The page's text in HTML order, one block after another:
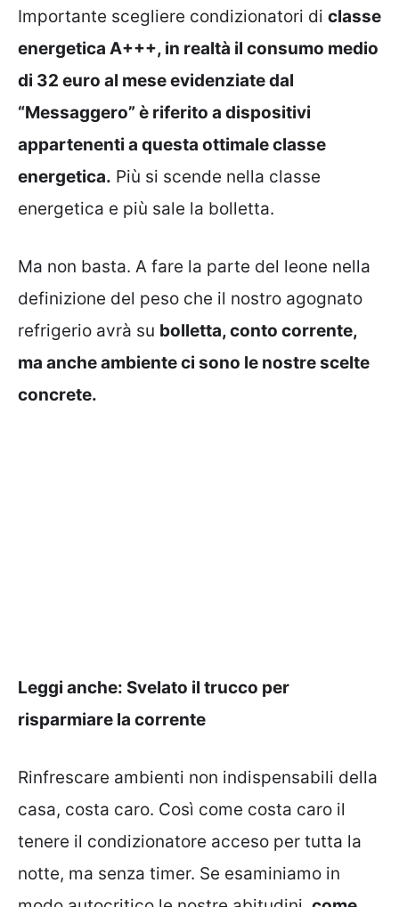
Importante scegliere condizionatori di classe
energetica A+++, in realtà il consumo medio
di 32 euro al mese evidenziate dal
“Messaggero” è riferito a dispositivi
appartenenti a questa ottimale classe
energetica. Più si scende nella classe
energetica e più sale la bolletta.
Ma non basta. A fare la parte del leone nella
definizione del peso che il nostro agognato
refrigerio avrà su bolletta, conto corrente,
ma anche ambiente ci sono le nostre scelte
concrete.
Leggi anche: Svelato il trucco per
risparmiare la corrente
Rinfrescare ambienti non indispensabili della
casa, costa caro. Così come costa caro il
tenere il condizionatore acceso per tutta la
notte, ma senza timer. Se esaminiamo in